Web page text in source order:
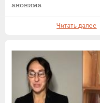
анонима
Читать далее